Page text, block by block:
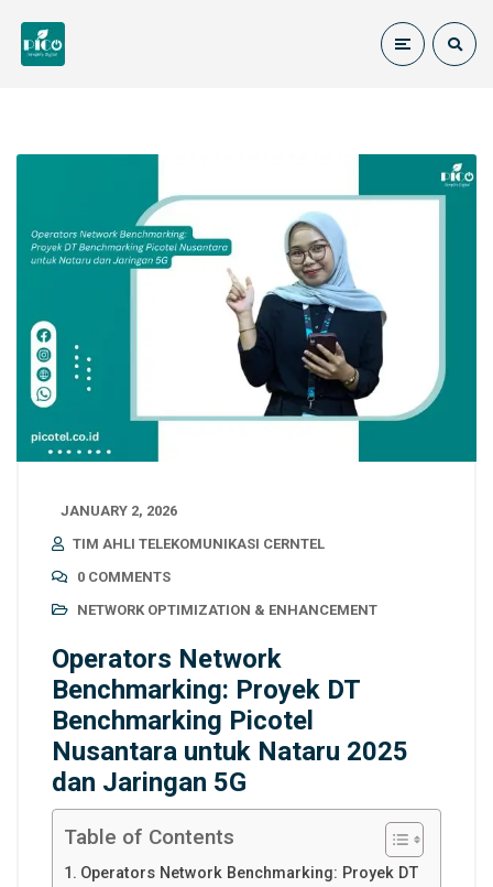
JANUARY 2, 2026
TIM AHLI TELEKOMUNIKASI CERNTEL
0 COMMENTS
NETWORK OPTIMIZATION & ENHANCEMENT
Operators Network
Benchmarking: Proyek DT
Benchmarking Picotel
Nusantara untuk Nataru 2025
dan Jaringan 5G
Table of Contents
Operators Network Benchmarking: Proyek DT